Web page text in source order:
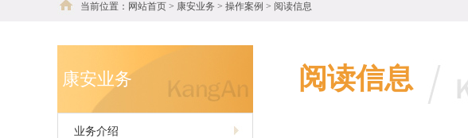
当前位置：网站首页 > 康安业务 > 操作案例 > 阅读信息
康安业务
业务介绍
阅读信息